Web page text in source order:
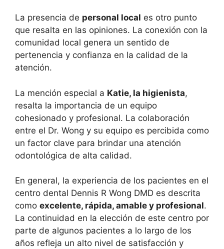
La presencia de personal local es otro punto
que resalta en las opiniones. La conexión con la
comunidad local genera un sentido de
pertenencia y confianza en la calidad de la
atención.
La mención especial a Katie, la higienista,
resalta la importancia de un equipo
cohesionado y profesional. La colaboración
entre el Dr. Wong y su equipo es percibida como
un factor clave para brindar una atención
odontológica de alta calidad.
En general, la experiencia de los pacientes en el
centro dental Dennis R Wong DMD es descrita
como excelente, rápida, amable y profesional.
La continuidad en la elección de este centro por
parte de algunos pacientes a lo largo de los
años refleja un alto nivel de satisfacción y